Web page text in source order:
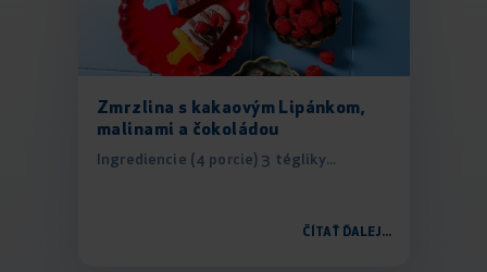
Zmrzlina s kakaovým Lipánkom,
malinami a čokoládou
Ingrediencie (4 porcie) 3 tégliky...
ČÍTAŤ ĎALEJ...